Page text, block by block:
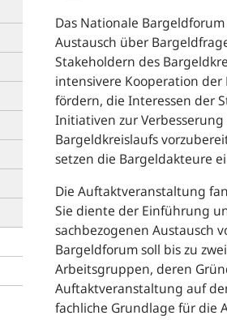
Das Nationale
Austausch über
Stakeholdern des
intensivere Kooperation
fördern, die Interessen der
Initiativen zur
Bargeldkreislaufs
setzen die Bargeldakteure
Die Auftaktveranstaltung
Sie diente der Einführung
sachbezogenen Austausch
Bargeldforum soll bis zu
Arbeitsgruppen, deren
Auftaktveranstaltung auf
fachliche Grundlage für die